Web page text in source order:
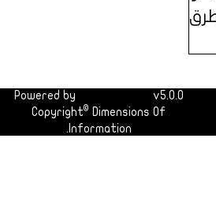
Powered by
v5.0.0
Copyright© Dimensions Of
Information.